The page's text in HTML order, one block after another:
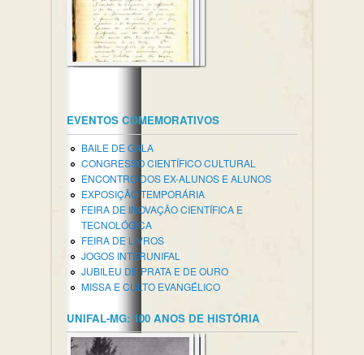
EVENTOS COMEMORATIVOS
BAILE DE GALA
CONGRESSO CIENTÍFICO CULTURAL
ENCONTRO DOS EX-ALUNOS E ALUNOS
EXPOSIÇÃO TEMPORÁRIA
FEIRA DE INOVAÇÃO CIENTÍFICA E
TECNOLÓGICA
FEIRA DE LIVROS
JOGOS INTERUNIFAL
JUBILEU DE PRATA E DE OURO
MISSA E CULTO EVANGÉLICO
UNIFAL-MG: 100 ANOS DE HISTÓRIA